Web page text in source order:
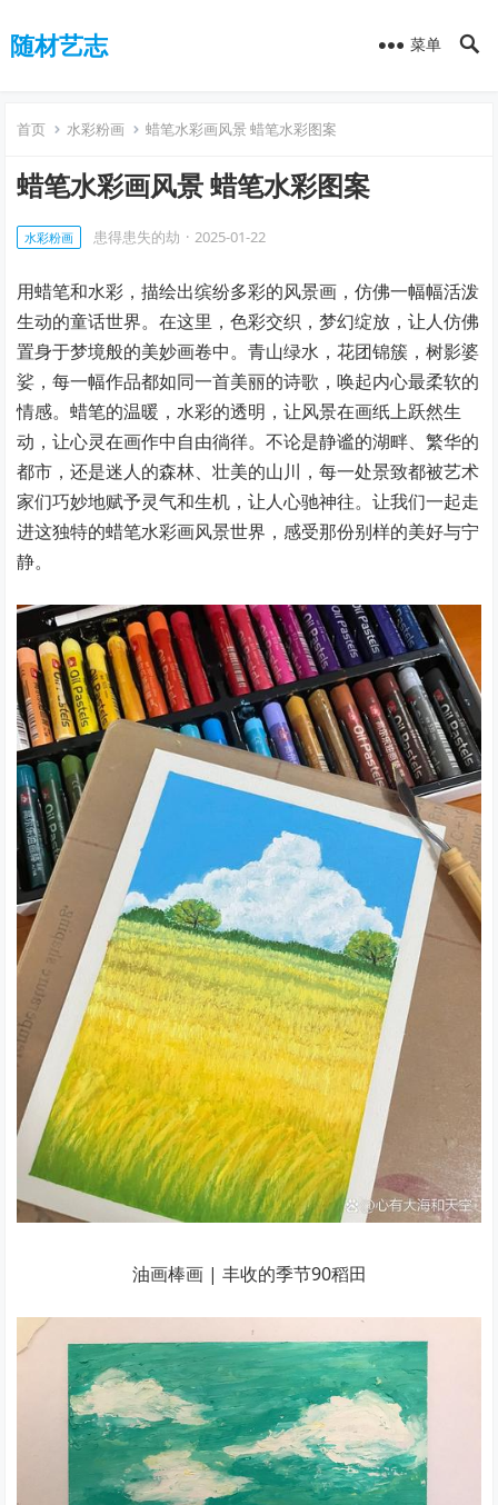
随材艺志 菜单
首页 水彩粉画 蜡笔水彩画风景 蜡笔水彩图案
蜡笔水彩画风景 蜡笔水彩图案
水彩粉画 患得患失的劫 · 2025-01-22
用蜡笔和水彩，描绘出缤纷多彩的风景画，仿佛一幅幅活泼
生动的童话世界。在这里，色彩交织，梦幻绽放，让人仿佛
置身于梦境般的美妙画卷中。青山绿水，花团锦簇，树影婆
娑，每一幅作品都如同一首美丽的诗歌，唤起内心最柔软的
情感。蜡笔的温暖，水彩的透明，让风景在画纸上跃然生
动，让心灵在画作中自由徜徉。不论是静谧的湖畔、繁华的
都市，还是迷人的森林、壮美的山川，每一处景致都被艺术
家们巧妙地赋予灵气和生机，让人心驰神往。让我们一起走
进这独特的蜡笔水彩画风景世界，感受那份别样的美好与宁
静。
油画棒画 | 丰收的季节90稻田